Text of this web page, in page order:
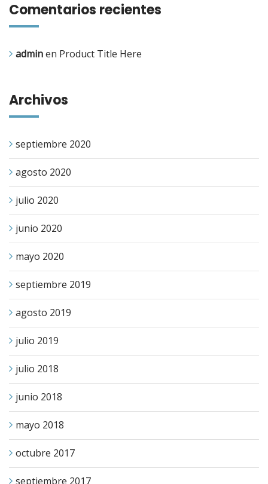
Comentarios recientes
adminen Product Title Here
Archivos
septiembre 2020
agosto 2020
julio 2020
junio 2020
mayo 2020
septiembre 2019
agosto 2019
julio 2019
julio 2018
junio 2018
mayo 2018
octubre 2017
septiembre 2017